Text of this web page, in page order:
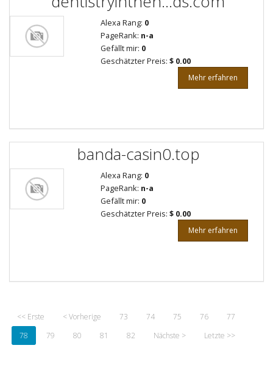
Alexa Rang: 0
PageRank: n-a
Gefällt mir: 0
Geschätzter Preis: $ 0.00
Mehr erfahren
banda-casin0.top
Alexa Rang: 0
PageRank: n-a
Gefällt mir: 0
Geschätzter Preis: $ 0.00
Mehr erfahren
<< Erste < Vorherige 73 74 75 76
77
78
79 80 81 82 Nächste > Letzte >>